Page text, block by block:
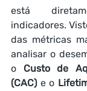
está
indicadores.
das métricas
analisar o
o Custo de
(CAC) e o